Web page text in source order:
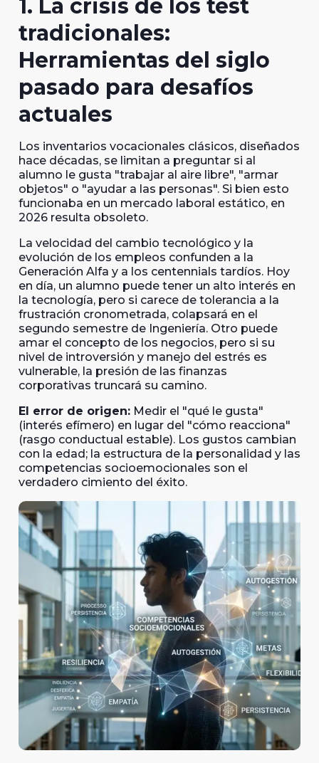
1. La crisis de los test
tradicionales:
Herramientas del siglo
pasado para desafíos
actuales
Los inventarios vocacionales clásicos, diseñados
hace décadas, se limitan a preguntar si al
alumno le gusta "trabajar al aire libre", "armar
objetos" o "ayudar a las personas". Si bien esto
funcionaba en un mercado laboral estático, en
2026 resulta obsoleto.
La velocidad del cambio tecnológico y la
evolución de los empleos confunden a la
Generación Alfa y a los centennials tardíos. Hoy
en día, un alumno puede tener un alto interés en
la tecnología, pero si carece de tolerancia a la
frustración cronometrada, colapsará en el
segundo semestre de Ingeniería. Otro puede
amar el concepto de los negocios, pero si su
nivel de introversión y manejo del estrés es
vulnerable, la presión de las finanzas
corporativas truncará su camino.
El error de origen:Medir el "qué le gusta"
(interés efímero) en lugar del "cómo reacciona"
(rasgo conductual estable). Los gustos cambian
con la edad; la estructura de la personalidad y las
competencias socioemocionales son el
verdadero cimiento del éxito.